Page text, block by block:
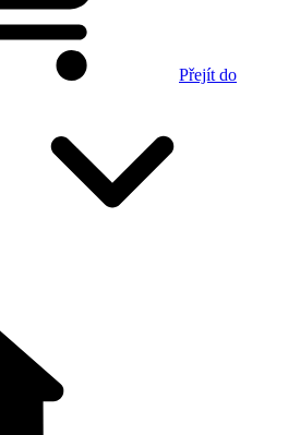
Přejít do